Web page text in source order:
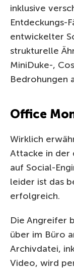
inklusive
Entdeckungs-
entwickelter
strukturelle
MiniDuke-,
Bedrohungen
Office
Wirklich
Attacke in der
auf Social-
leider ist das
erfolgreich.
Die Angreifer
über im Büro
Archivdatei,
Video, wird